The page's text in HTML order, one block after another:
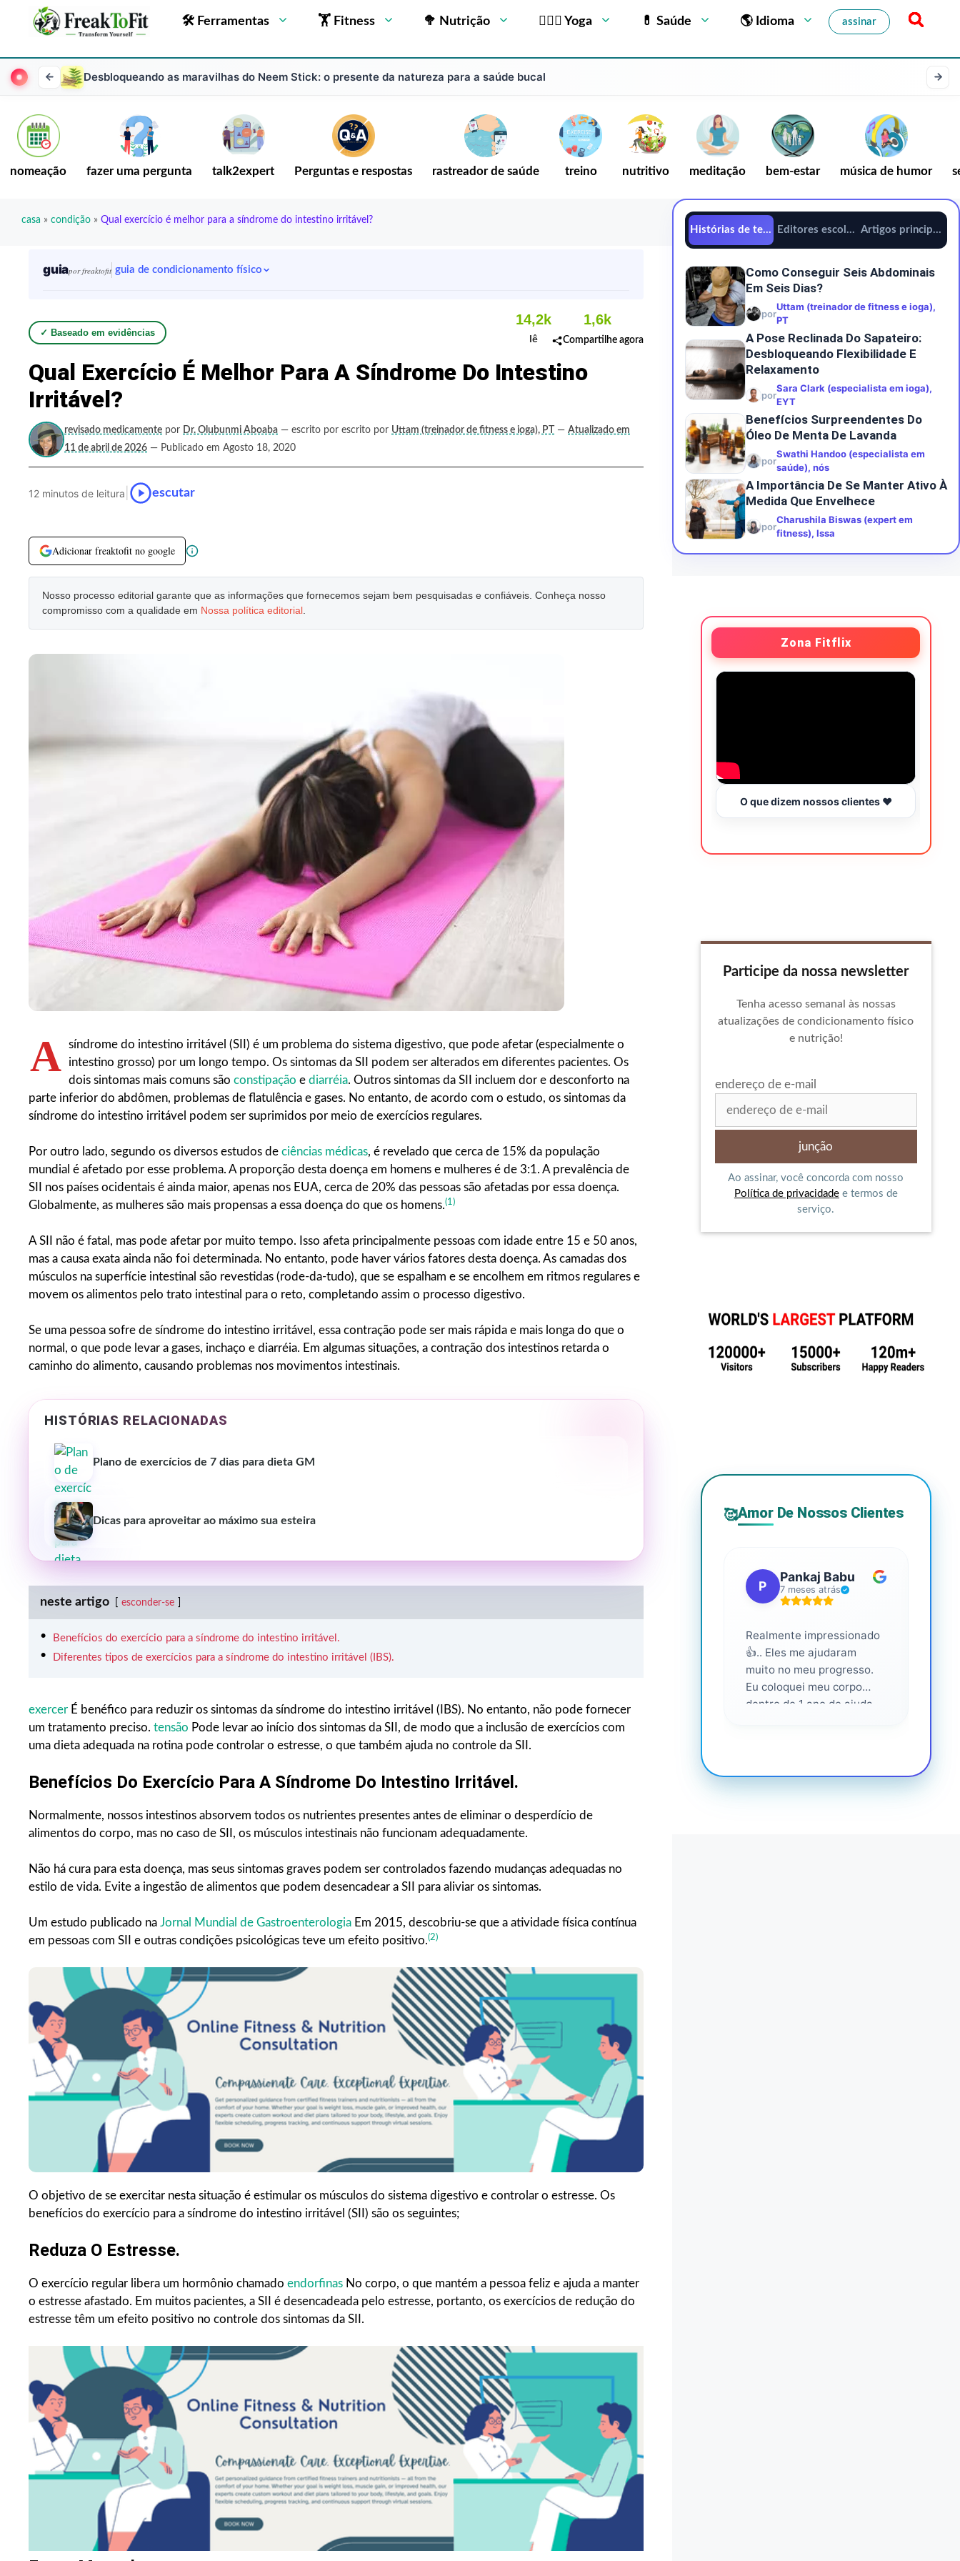
🛠 Ferramentas 🏋 Fitness 🥦 Nutrição 🧘🏻‍♂️ Yoga 💊 Saúde 🌎 Idioma assinar
Desbloqueando as maravilhas do Neem Stick: o presente da natureza para a saúde bucal
nomeação fazer uma pergunta talk2expert Perguntas e respostas rastreador de saúde treino nutritivo meditação bem-estar música de humor
casa » condição » Qual exercício é melhor para a síndrome do intestino irritável?
guiapor freaktofit guia de condicionamento físico
✓ Baseado em evidências
14,2k
lê
1,6k
Compartilhe agora
Qual Exercício É Melhor Para A Síndrome Do Intestino
Irritável?
revisado medicamente por Dr. Olubunmi Aboaba — escrito por escrito por Uttam (treinador de fitness e ioga), PT — Atualizado em
11 de abril de 2026 — Publicado em Agosto 18, 2020
12 minutos de leitura escutar
Adicionar freaktofit no google
Nosso processo editorial garante que as informações que fornecemos sejam bem pesquisadas e confiáveis. Conheça nosso
compromisso com a qualidade em Nossa política editorial
A síndrome do intestino irritável (SII) é um problema do sistema digestivo, que pode afetar (especialmente o
intestino grosso) por um longo tempo. Os sintomas da SII podem ser alterados em diferentes pacientes. Os
dois sintomas mais comuns são constipação e diarréia. Outros sintomas da SII incluem dor e desconforto na
parte inferior do abdômen, problemas de flatulência e gases. No entanto, de acordo com o estudo, os sintomas da
síndrome do intestino irritável podem ser suprimidos por meio de exercícios regulares.
Por outro lado, segundo os diversos estudos de ciências médicas, é revelado que cerca de 15% da população
mundial é afetado por esse problema. A proporção desta doença em homens e mulheres é de 3:1. A prevalência de
SII nos países ocidentais é ainda maior, apenas nos EUA, cerca de 20% das pessoas são afetadas por essa doença.
Globalmente, as mulheres são mais propensas a essa doença do que os homens.(1)
A SII não é fatal, mas pode afetar por muito tempo. Isso afeta principalmente pessoas com idade entre 15 e 50 anos,
mas a causa exata ainda não foi determinada. No entanto, pode haver vários fatores desta doença. As camadas dos
músculos na superfície intestinal são revestidas (rode-da-tudo), que se espalham e se encolhem em ritmos regulares e
movem os alimentos pelo trato intestinal para o reto, completando assim o processo digestivo.
Se uma pessoa sofre de síndrome do intestino irritável, essa contração pode ser mais rápida e mais longa do que o
normal, o que pode levar a gases, inchaço e diarréia. Em algumas situações, a contração dos intestinos retarda o
caminho do alimento, causando problemas nos movimentos intestinais.
HISTÓRIAS RELACIONADAS
Plano de exercícios de 7 dias para dieta GM
Dicas para aproveitar ao máximo sua esteira
neste artigo esconder-se
Benefícios do exercício para a síndrome do intestino irritável.
Diferentes tipos de exercícios para a síndrome do intestino irritável (IBS).
exercer É benéfico para reduzir os sintomas da síndrome do intestino irritável (IBS). No entanto, não pode fornecer
um tratamento preciso. tensão Pode levar ao início dos sintomas da SII, de modo que a inclusão de exercícios com
uma dieta adequada na rotina pode controlar o estresse, o que também ajuda no controle da SII.
Benefícios Do Exercício Para A Síndrome Do Intestino Irritável.
Normalmente, nossos intestinos absorvem todos os nutrientes presentes antes de eliminar o desperdício de
alimentos do corpo, mas no caso de SII, os músculos intestinais não funcionam adequadamente.
Não há cura para esta doença, mas seus sintomas graves podem ser controlados fazendo mudanças adequadas no
estilo de vida. Evite a ingestão de alimentos que podem desencadear a SII para aliviar os sintomas.
Um estudo publicado na Jornal Mundial de Gastroenterologia Em 2015, descobriu-se que a atividade física contínua
em pessoas com SII e outras condições psicológicas teve um efeito positivo.(2)
O objetivo de se exercitar nesta situação é estimular os músculos do sistema digestivo e controlar o estresse. Os
benefícios do exercício para a síndrome do intestino irritável (SII) são os seguintes;
Reduza O Estresse.
O exercício regular libera um hormônio chamado endorfinas No corpo, o que mantém a pessoa feliz e ajuda a manter
o estresse afastado. Em muitos pacientes, a SII é desencadeada pelo estresse, portanto, os exercícios de redução do
estresse têm um efeito positivo no controle dos sintomas da SII.
Histórias de tendênciasEditores escolhemArtigos principais
Como Conseguir Seis Abdominais
Em Seis Dias?
por
Uttam (treinador de fitness e ioga),
PT
A Pose Reclinada Do Sapateiro:
Desbloqueando Flexibilidade E
Relaxamento
por
Sara Clark (especialista em ioga),
EYT
Benefícios Surpreendentes Do
Óleo De Menta De Lavanda
por
Swathi Handoo (especialista em
saúde), nós
A Importância De Se Manter Ativo À
Medida Que Envelhece
por
Charushila Biswas (expert em
fitness), Issa
Zona Fitflix
O que dizem nossos clientes ❤️
Participe da nossa newsletter
Tenha acesso semanal às nossas
atualizações de condicionamento físico
e nutrição!
endereço de e-mail
Ao assinar, você concorda com nosso
Política de privacidadee termos de
serviço.
🥰Amor De Nossos Clientes
P
Pankaj Babu
7 meses atrás
Realmente impressionado
👍.. Eles me ajudaram
muito no meu progresso.
Eu coloquei meu corpo
dentro de 1 ano de ajuda